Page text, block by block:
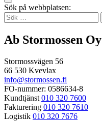
Tillbaka
up
Sök på webbplatsen:
Sök
efter:
Ab Stormossen Oy
Stormossvägen 56
66 530 Kvevlax
info@stormossen.fi
FO-nummer: 0586634-8
Kundtjänst 010 320 7600
Fakturering 010 320 7610
Logistik 010 320 7676